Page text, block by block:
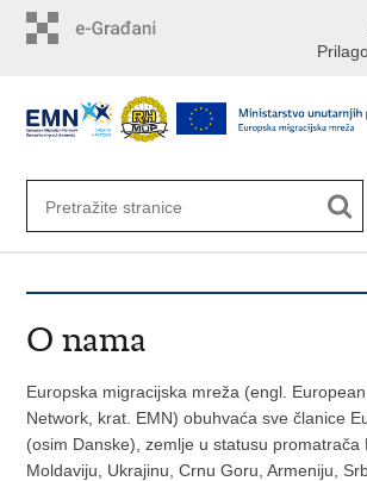
O nama
Europska migracijska mreža (engl.
Network, krat. EMN) obuhvaća sve članice
(osim Danske), zemlje u statusu promatrača
Moldaviju, Ukrajinu, Crnu Goru, Armeniju,